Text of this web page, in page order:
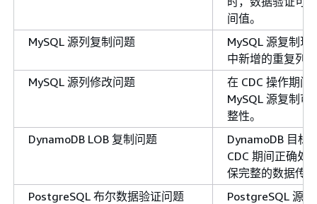
间值。
MySQL 源列复制问题
MySQL 源复制现
中新增的重复列
MySQL 源列修改问题
在 CDC 操作期间
MySQL 源复制可
整性。
DynamoDB LOB 复制问题
DynamoDB 目标
CDC 期间正确处
保完整的数据传
PostgreSQL 布尔数据验证问题
PostgreSQL 源